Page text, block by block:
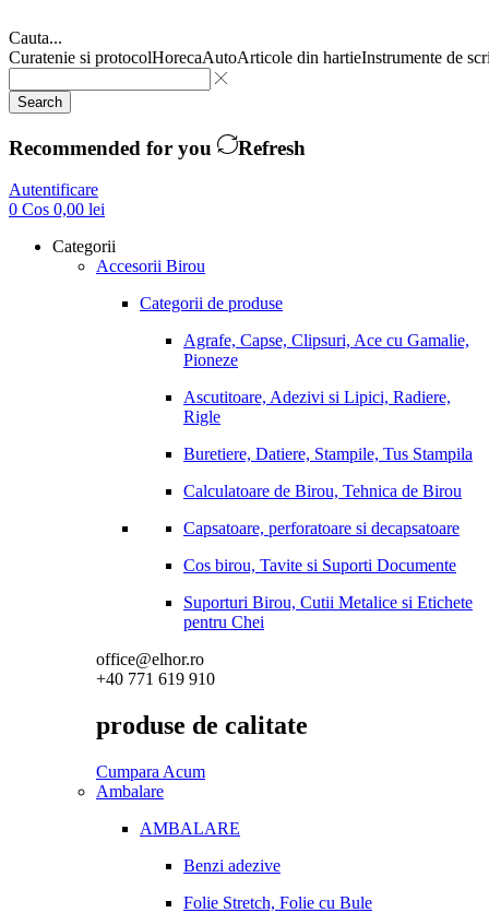
Cauta...
Curatenie si protocolHorecaAutoArticole din hartieInstrumente de
Search
Recommended for you Refresh
Autentificare
0 Cos 0,00 lei
Categorii
Accesorii Birou
Categorii de produse
Agrafe, Capse, Clipsuri, Ace cu Gamalie,
Pioneze
Ascutitoare, Adezivi si Lipici, Radiere,
Rigle
Buretiere, Datiere, Stampile, Tus Stampila
Calculatoare de Birou, Tehnica de Birou
Capsatoare, perforatoare si decapsatoare
Cos birou, Tavite si Suporti Documente
Suporturi Birou, Cutii Metalice si Etichete
pentru Chei
office@elhor.ro
+40 771 619 910
produse de calitate
Cumpara Acum
Ambalare
AMBALARE
Benzi adezive
Folie Stretch, Folie cu Bule